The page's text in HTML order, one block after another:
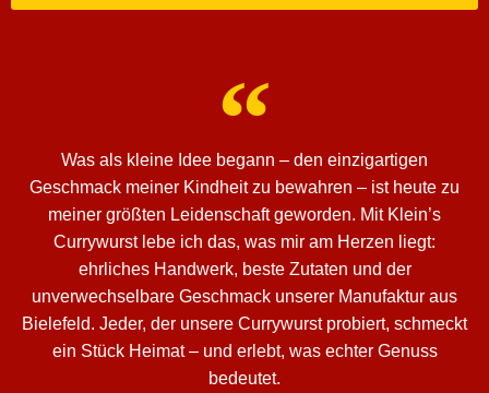
Was als kleine Idee begann – den einzigartigen
Geschmack meiner Kindheit zu bewahren – ist heute zu
meiner größten Leidenschaft geworden. Mit Klein’s
Currywurst lebe ich das, was mir am Herzen liegt:
ehrliches Handwerk, beste Zutaten und der
unverwechselbare Geschmack unserer Manufaktur aus
Bielefeld. Jeder, der unsere Currywurst probiert, schmeckt
ein Stück Heimat – und erlebt, was echter Genuss
bedeutet.